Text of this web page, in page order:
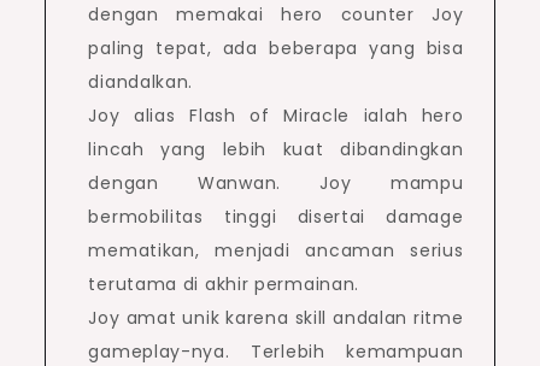
dengan memakai hero counter Joy
paling tepat, ada beberapa yang bisa
diandalkan.
Joy alias Flash of Miracle ialah hero
lincah yang lebih kuat dibandingkan
dengan Wanwan. Joy mampu
bermobilitas tinggi disertai damage
mematikan, menjadi ancaman serius
terutama di akhir permainan.
Joy amat unik karena skill andalan ritme
gameplay-nya. Terlebih kemampuan